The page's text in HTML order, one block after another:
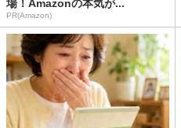
場！Amazonの本気が...
PR(Amazon)